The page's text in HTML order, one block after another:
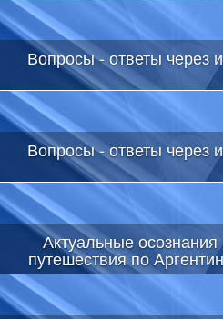
Вопросы - ответы через
Вопросы - ответы через
Актуальные
путешествия по